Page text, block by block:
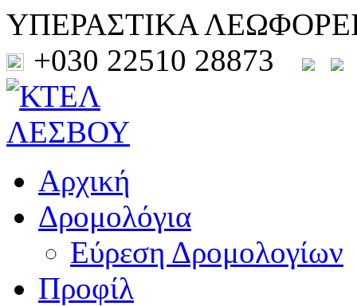
ΥΠΕΡΑΣΤΙΚΑ
+030 22510 28873
Αρχική
Δρομολόγια
Εύρεση Δρομολογίων
Προφίλ